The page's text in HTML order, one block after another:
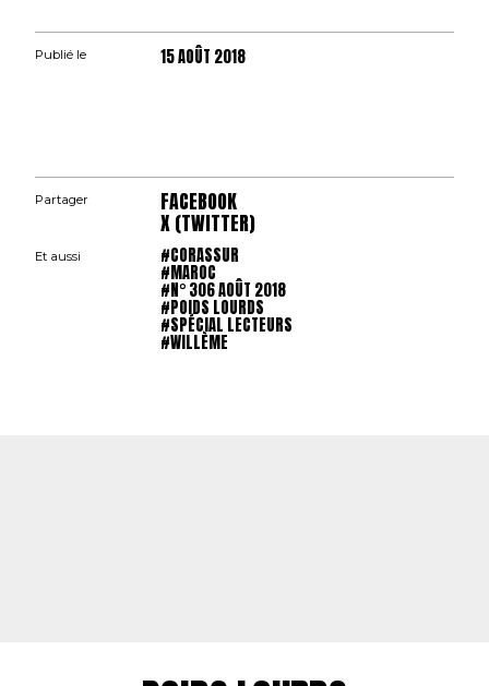
Publié le 15 AOÛT 2018
Partager FACEBOOK
X (TWITTER)
Et aussi #CORASSUR
#MAROC
#N° 306 AOÛT 2018
#POIDS LOURDS
#SPÉCIAL LECTEURS
#WILLÈME